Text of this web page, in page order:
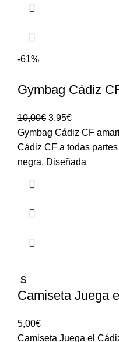
-61%
Gymbag Cádiz
10,00€ 3,95€
Gymbag Cádiz CF
Cádiz CF a todas
negra. Diseñada
S
Camiseta Juega
5,00€
Camiseta Juega el